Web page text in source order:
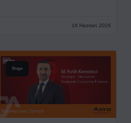
16 Haziran 2026
Stage